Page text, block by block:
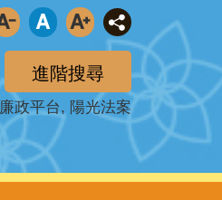
進階搜尋
廉政平台 陽光法案